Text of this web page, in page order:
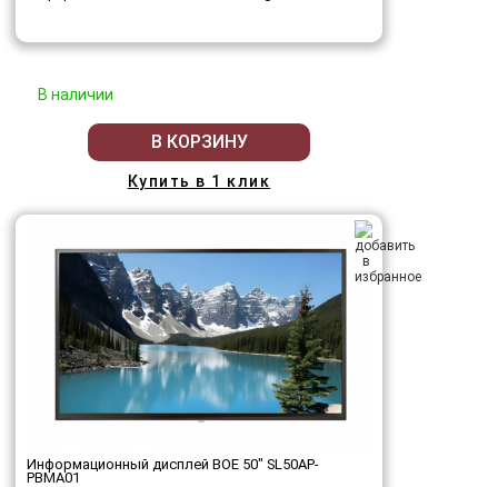
В наличии
В КОРЗИНУ
Купить в 1 клик
Информационный дисплей BOE 50" SL50AP-
PBMA01